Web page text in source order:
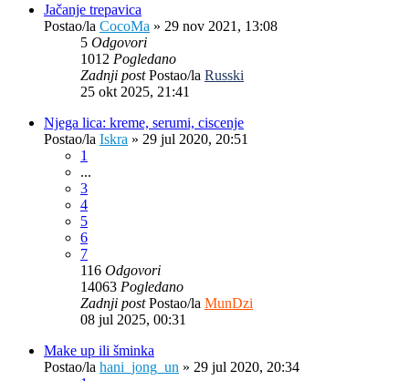
Jačanje trepavica
Postao/la CocoMa » 29 nov 2021, 13:08
5 Odgovori
1012 Pogledano
Zadnji postPostao/la Russki
25 okt 2025, 21:41
Njega lica: kreme, serumi, ciscenje
Postao/la Iskra » 29 jul 2020, 20:51
1
...
3
4
5
6
7
116 Odgovori
14063 Pogledano
Zadnji postPostao/la MunDzi
08 jul 2025, 00:31
Make up ili šminka
Postao/la hani_jong_un » 29 jul 2020, 20:34